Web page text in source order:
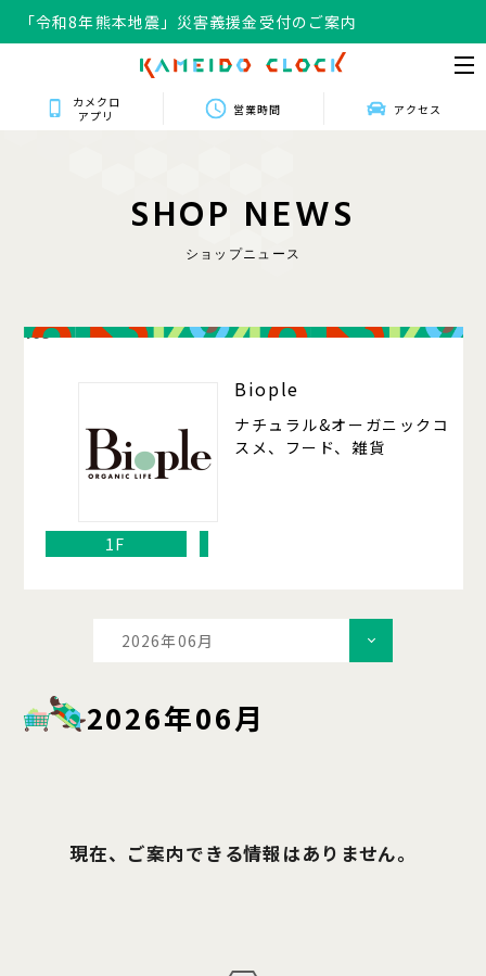
「令和8年熊本地震」災害義援金受付のご案内
カメクロ
アプリ
営業時間 アクセス
SHOP NEWS
ショップニュース
105
Biople
ナチュラル&オーガニックコ
スメ、フード、雑貨
1F
2026年06月
2026年06月
現在、ご案内できる情報はありません。